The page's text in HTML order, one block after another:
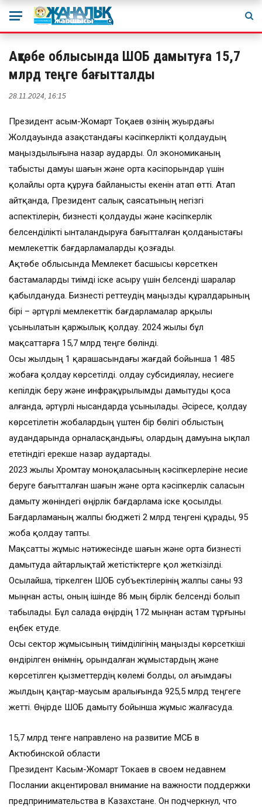
Ақтөбе облысында ШОБ дамытуға 15,7
млрд теңге бағытталды
28.11.2024, 16:15
Президент Қасым-Жомарт Тоқаев өзінің жуырдағы
Жолдауында Қазақстандағы кәсіпкерлікті қолдаудың
маңыздылығына назар аударды. Ол экономиканың
табысты дамуы шағын және орта кәсіпорындар үшін
қолайлы орта құруға байланысты екенін атап өтті. Атап
айтқанда, Президент салық саясатының негізгі
аспектілерін, бизнесті қолдауды және кәсіпкерлік
белсенділікті ынталандыруға бағытталған қолданыстағы
мемлекеттік бағдарламаларды қозғады.
Ақтөбе облысында Мемлекет басшысы көрсеткен
бастамаларды тиімді іске асыру үшін белсенді шаралар
қабылдануда. Бизнесті реттеудің маңызды құралдарының
бірі – әртүрлі мемлекеттік бағдарламалар арқылы
ұсынылатын қаржылық қолдау. 2024 жылы бұл
мақсаттарға 15,7 млрд теңге бөлінді.
Осы жылдың 1 қарашасындағы жағдай бойынша 1 485
жобаға қолдау көрсетілді. Қолдау субсидиялау, несиеге
кепілдік беру және инфрақұрылымды дамытуды қоса
алғанда, әртүрлі нысандарда ұсынылады. Әсіресе, қолдау
көрсетілетін жобалардың үштен бір бөлігі облыстың
аудандарында орналасқандығы, олардың дамуына ықпал
ететіндігі ерекше назар аудартады.
2023 жылы Хромтау моноқаласының кәсіпкерлеріне несие
беруге бағытталған шағын және орта кәсіпкерлік саласын
дамыту жөніндегі өңірлік бағдарлама іске қосылды.
Бағдарламаның жалпы бюджеті 2 млрд теңгені құрады, 95
жоба қолдау тапты.
Мақсатты жұмыс нәтижесінде шағын және орта бизнесті
дамытуда айтарлықтай жетістіктерге қол жеткізілді.
Осылайша, тіркелген ШОБ субъектілерінің жалпы саны 93
мыңнан асты, оның ішінде 86 мың бірлік белсенді болып
табылады. Бұл салада өңірдің 172 мыңнан астам тұрғыны
еңбек етуде.
Осы сектор жұмысының тиімділігінің маңызды көрсеткіші
өндірілген өнімнің, орындалған жұмыстардың және
көрсетілген қызметтердің көлемі болды, ол ағымдағы
жылдың қаңтар-маусым аралығында 925,5 млрд теңгеге
жетті. Өңірде ШОБ дамыту бойынша жұмыс жалғасуда.
15,7 млрд тенге направлено на развитие МСБ в
Актюбинской области
Президент Касым-Жомарт Токаев в своем недавнем
Послании акцентировал внимание на важности поддержки
предпринимательства в Казахстане. Он подчеркнул, что